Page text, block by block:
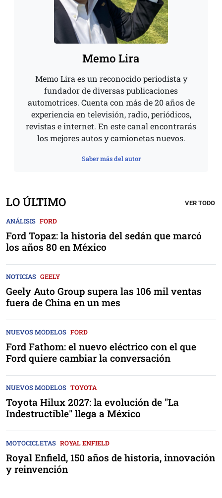
Memo Lira
Memo Lira es un reconocido periodista y
fundador de diversas publicaciones
automotrices. Cuenta con más de 20 años de
experiencia en televisión, radio, periódicos,
revistas e internet. En este canal encontrarás
los mejores autos y camionetas nuevos.
Saber más del autor
LO ÚLTIMO VER TODO
ANÁLISIS FORD
Ford Topaz: la historia del sedán que marcó
los años 80 en México
NOTICIAS GEELY
Geely Auto Group supera las 106 mil ventas
fuera de China en un mes
NUEVOS MODELOS FORD
Ford Fathom: el nuevo eléctrico con el que
Ford quiere cambiar la conversación
NUEVOS MODELOS TOYOTA
Toyota Hilux 2027: la evolución de "La
Indestructible" llega a México
MOTOCICLETAS ROYAL ENFIELD
Royal Enfield, 150 años de historia, innovación
y reinvención